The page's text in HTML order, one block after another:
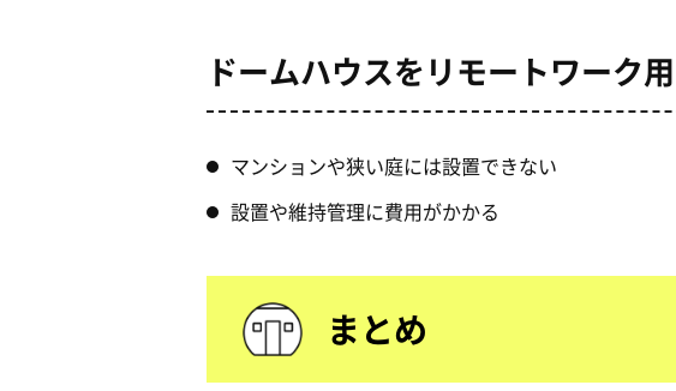
ドームハウスをリモートワーク
マンションや狭い庭には設置できない
設置や維持管理に費用がかかる
まとめ